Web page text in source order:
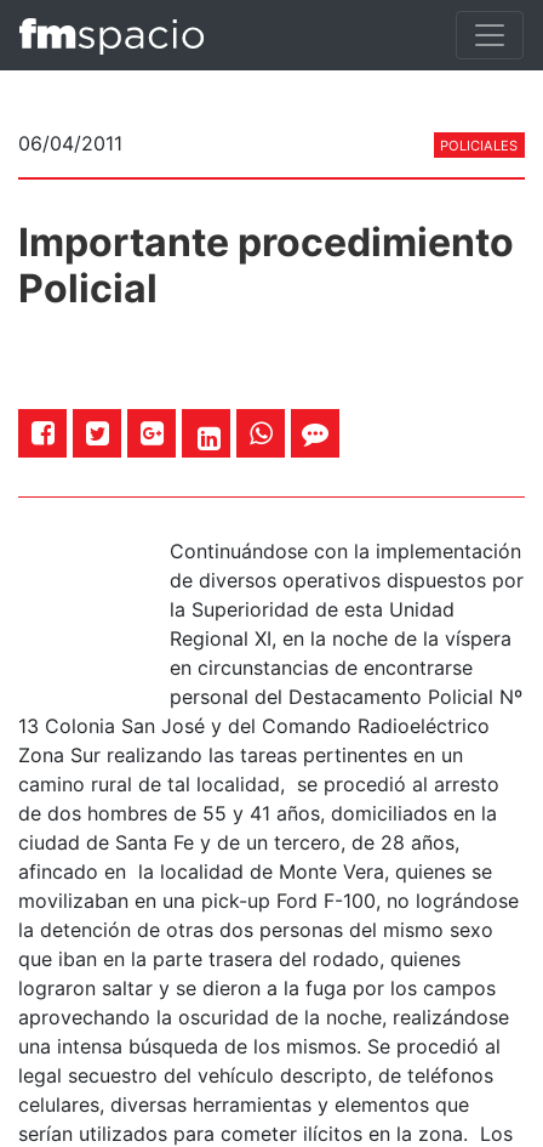
06/04/2011 POLICIALES
Importante procedimiento
Policial
Continuándose con la implementación
de diversos operativos dispuestos por
la Superioridad de esta Unidad
Regional XI, en la noche de la víspera
en circunstancias de encontrarse
personal del Destacamento Policial Nº
13 Colonia San José y del Comando Radioeléctrico
Zona Sur realizando las tareas pertinentes en un
camino rural de tal localidad, se procedió al arresto
de dos hombres de 55 y 41 años, domiciliados en la
ciudad de Santa Fe y de un tercero, de 28 años,
afincado en la localidad de Monte Vera, quienes se
movilizaban en una pick-up Ford F-100, no lográndose
la detención de otras dos personas del mismo sexo
que iban en la parte trasera del rodado, quienes
lograron saltar y se dieron a la fuga por los campos
aprovechando la oscuridad de la noche, realizándose
una intensa búsqueda de los mismos. Se procedió al
legal secuestro del vehículo descripto, de teléfonos
celulares, diversas herramientas y elementos que
serían utilizados para cometer ilícitos en la zona. Los